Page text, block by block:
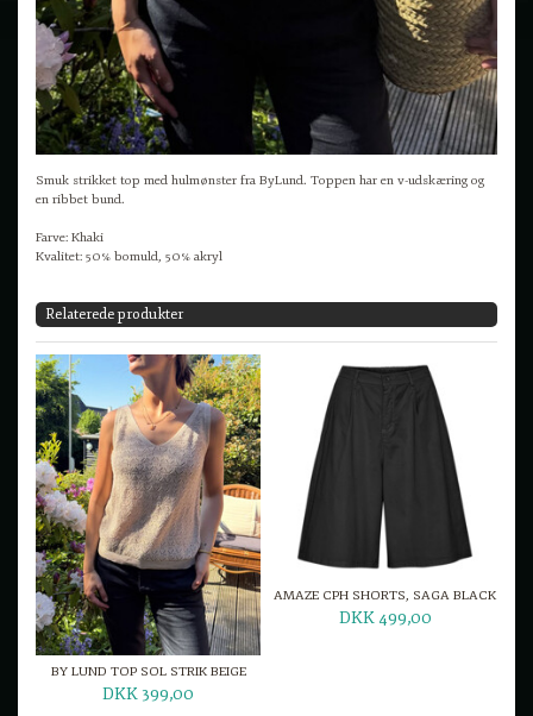
Smuk strikket top med hulmønster fra ByLund. Toppen har en v-udskæring og
en ribbet bund.
Farve: Khaki
Kvalitet: 50% bomuld, 50% akryl
Relaterede produkter
BY LUND TOP SOL STRIK BEIGE
DKK 399,00
AMAZE CPH SHORTS, SAGA BLACK
DKK 499,00